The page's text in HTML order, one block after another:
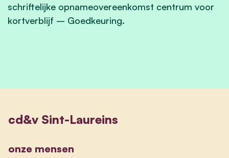
schriftelijke opnameovereenkomst centrum voor
kortverblijf – Goedkeuring.
cd&v Sint-Laureins
onze mensen